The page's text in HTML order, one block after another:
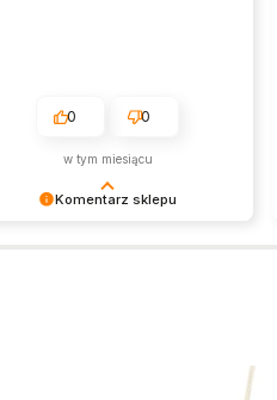
Komentarz sklepu
0 0
w tym miesiącu